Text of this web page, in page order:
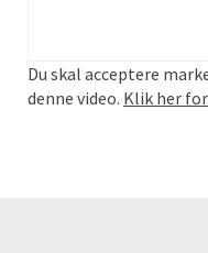
Du skal acceptere
denne video. Klik her